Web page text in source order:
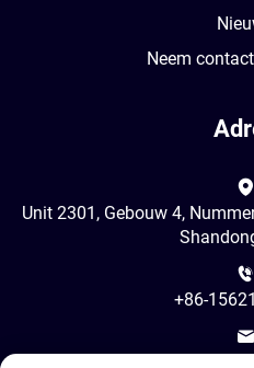
Neem
Unit 2301, Gebouw 4,
+86-